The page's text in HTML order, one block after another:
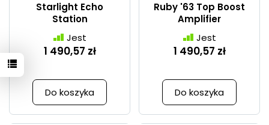
Starlight Echo
Station
Jest
1 490,57 zł
Do koszyka
Ruby '63 Top Boost
Amplifier
Jest
1 490,57 zł
Do koszyka